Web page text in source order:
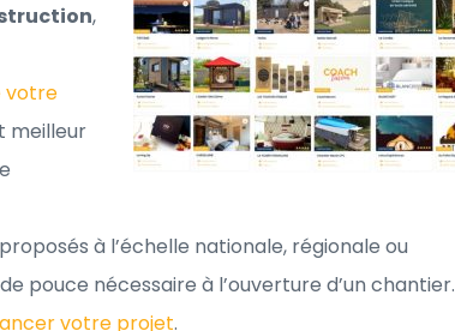
,
votre
meilleur
proposés à l’échelle nationale, régionale ou
pouce nécessaire à l’ouverture d’un chantier.
votre projet.